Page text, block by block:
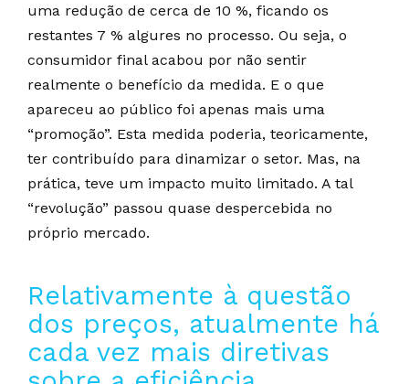
uma redução de cerca de 10 %, ficando os
restantes 7 % algures no processo. Ou seja, o
consumidor final acabou por não sentir
realmente o benefício da medida. E o que
apareceu ao público foi apenas mais uma
“promoção”. Esta medida poderia, teoricamente,
ter contribuído para dinamizar o setor. Mas, na
prática, teve um impacto muito limitado. A tal
“revolução” passou quase despercebida no
próprio mercado.
Relativamente à questão
dos preços, atualmente há
cada vez mais diretivas